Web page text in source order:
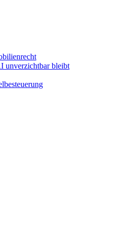
unverzichtbar bleibt